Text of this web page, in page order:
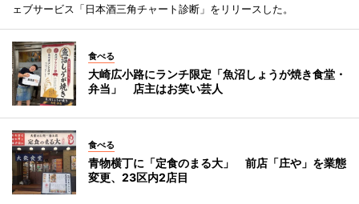
ェブサービス「日本酒三角チャート診断」をリリースした。
食べる
大崎広小路にランチ限定「魚沼しょうが焼き食堂・
弁当」 店主はお笑い芸人
食べる
青物横丁に「定食のまる大」 前店「庄や」を業態
変更、23区内2店目